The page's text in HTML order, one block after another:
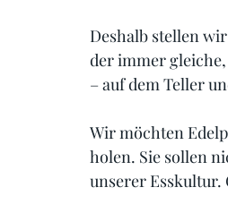
Deshalb stellen
der immer
– auf dem Teller
Wir möchten
holen. Sie sollen
unserer Esskultur.